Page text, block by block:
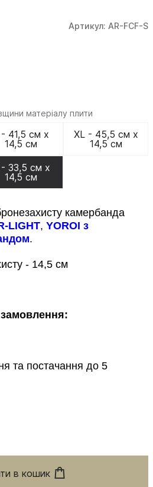
Артикул: AR-FCF-S
камербанда
LIGHT, YOROI з
.
- 14,5 см
та постачання до 5
матеріалу плити
41,5 см х
14,5 см
XL - 45,5 см х
14,5 см
33,5 см х
14,5 см
в кошик